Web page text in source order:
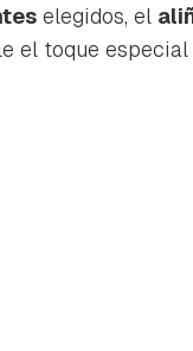
elegidos, el
el toque especial